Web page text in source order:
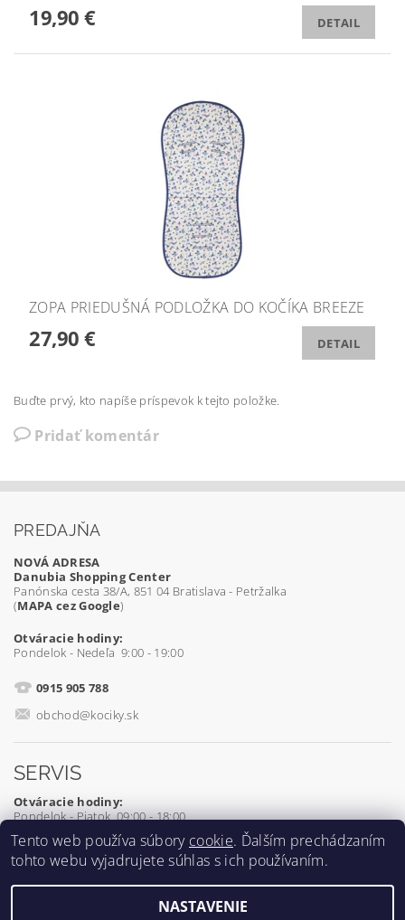
19,90 € DETAIL
ZOPA PRIEDUŠNÁ PODLOŽKA DO KOČÍKA BREEZE
27,90 € DETAIL
Buďte prvý, kto napíše príspevok k tejto položke.
Pridať komentár
PREDAJŇA
NOVÁ ADRESA
Danubia Shopping Center
Panónska cesta 38/A, 851 04 Bratislava - Petržalka
(MAPA cez Google)
Otváracie hodiny:
Pondelok - Nedeľa 9:00 - 19:00
0915 905 788
obchod@kociky.sk
SERVIS
Otváracie hodiny:
Pondelok - Piatok 09:00 - 18:00
0905 539 927
Tento web používa súbory cookie. Ďalším prechádzaním
tohto webu vyjadrujete súhlas s ich používaním.
NASTAVENIE